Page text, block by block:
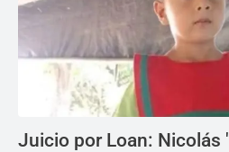
Juicio por Loan: Nicolás